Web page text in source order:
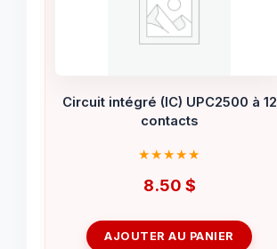
Circuit intégré (IC) UPC2500 à 12
contacts
8.50 $
AJOUTER AU PANIER